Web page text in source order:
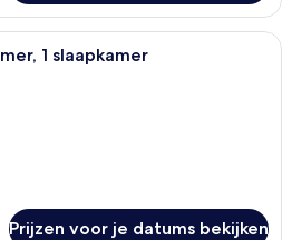
Een moderne hotelkamer met een
1 slaapkamer
Prijzen voor je datums bekijken